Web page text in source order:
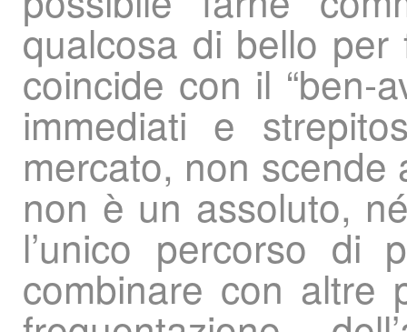
qualcosa di bello per
coincide con il “ben-
immediati e
mercato, non scende
non è un assoluto,
l’unico percorso di
combinare con altre